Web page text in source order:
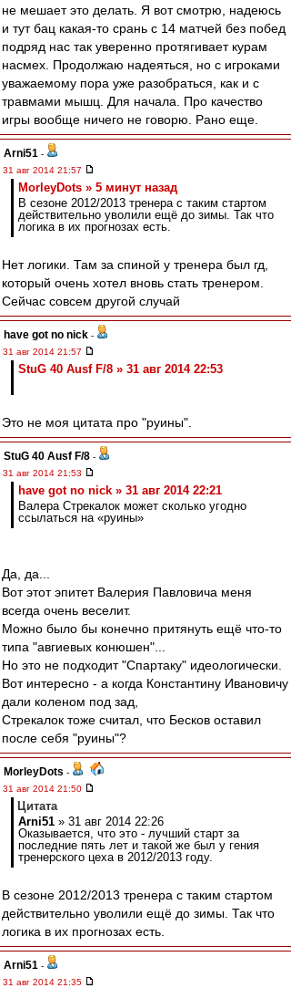
не мешает это делать. Я вот смотрю, надеюсь
и тут бац какая-то срань с 14 матчей без побед
подряд нас так уверенно протягивает курам
насмех. Продолжаю надеяться, но с игроками
уважаемому пора уже разобраться, как и с
травмами мышц. Для начала. Про качество
игры вообще ничего не говорю. Рано еще.
Arni51 -
31 авг 2014 21:57
MorleyDots » 5 минут назад
В сезоне 2012/2013 тренера с таким стартом
действительно уволили ещё до зимы. Так что
логика в их прогнозах есть.
Нет логики. Там за спиной у тренера был гд,
который очень хотел вновь стать тренером.
Сейчас совсем другой случай
have got no nick -
31 авг 2014 21:57
StuG 40 Ausf F/8 » 31 авг 2014 22:53
Это не моя цитата про "руины".
StuG 40 Ausf F/8 -
31 авг 2014 21:53
have got no nick » 31 авг 2014 22:21
Валера Стрекалок может сколько угодно
ссылаться на «руины»
Да, да...
Вот этот эпитет Валерия Павловича меня
всегда очень веселит.
Можно было бы конечно притянуть ещё что-то
типа "авгиевых конюшен"...
Но это не подходит "Спартаку" идеологически.
Вот интересно - а когда Константину Ивановичу
дали коленом под зад,
Стрекалок тоже считал, что Бесков оставил
после себя "руины"?
MorleyDots -
31 авг 2014 21:50
Цитата
Arni51 » 31 авг 2014 22:26
Оказывается, что это - лучший старт за
последние пять лет и такой же был у гения
тренерского цеха в 2012/2013 году.
В сезоне 2012/2013 тренера с таким стартом
действительно уволили ещё до зимы. Так что
логика в их прогнозах есть.
Arni51 -
31 авг 2014 21:35